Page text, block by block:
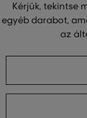
Kérjük, tekintse
egyéb darabot,
az